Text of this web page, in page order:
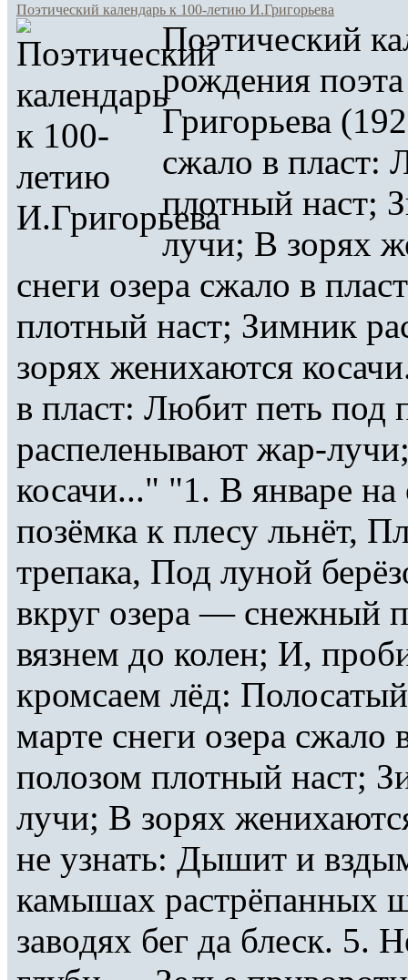
Поэтический календарь к 100-летию И.Григорьева
Поэтический
рождения
Григорьева
сжало в пласт:
плотный наст;
лучи; В зорях
снеги озера сжало в
плотный наст; Зимник
зорях женихаются
в пласт: Любит петь под
распеленывают жар-
косачи..." "1. В январе
позёмка к плесу льнёт,
трепака, Под луной
вкруг озера — снежный
вязнем до колен; И,
кромсаем лёд:
марте снеги озера
полозом плотный наст;
лучи; В зорях
не узнать: Дышит и
камышах растрёпанных
заводях бег да блеск.